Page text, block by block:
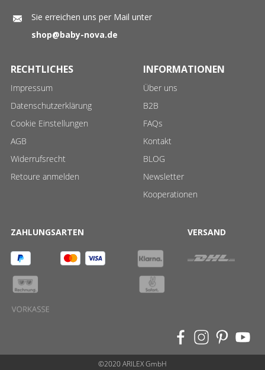
Sie erreichen uns per Mail unter
shop@baby-nova.de
RECHTLICHES
Impressum
Datenschutzerklärung
Cookie Einstellungen
AGB
Widerrufsrecht
Retoure anmelden
INFORMATIONEN
Über uns
B2B
FAQs
Kontakt
BLOG
Newsletter
Kooperationen
ZAHLUNGSARTEN VERSAND
©2020 ARILEX GmbH